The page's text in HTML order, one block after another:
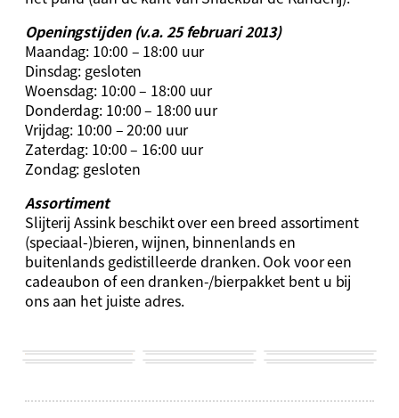
Openingstijden (v.a. 25 februari 2013)
Maandag: 10:00 – 18:00 uur
Dinsdag: gesloten
Woensdag: 10:00 – 18:00 uur
Donderdag: 10:00 – 18:00 uur
Vrijdag: 10:00 – 20:00 uur
Zaterdag: 10:00 – 16:00 uur
Zondag: gesloten
Assortiment
Slijterij Assink beschikt over een breed assortiment
(speciaal-)bieren, wijnen, binnenlands en
buitenlands gedistilleerde dranken. Ook voor een
cadeaubon of een dranken-/bierpakket bent u bij
ons aan het juiste adres.